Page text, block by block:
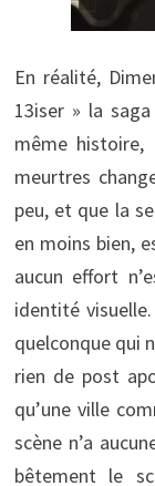
En réalité,
13iser » la
même
meurtres
peu, et que la
en moins bien,
aucun effort
identité
quelconque qui
rien de post
qu’une ville
scène n’a
bêtement le